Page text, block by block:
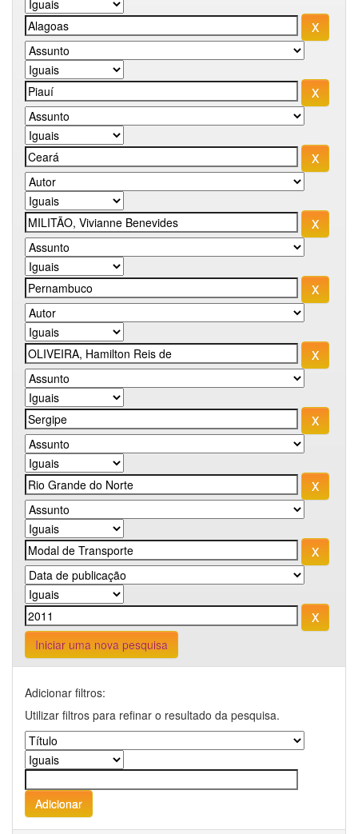
Iniciar uma nova pesquisa
Adicionar filtros:
Utilizar filtros para refinar o resultado da pesquisa.